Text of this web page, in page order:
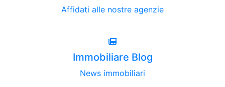
Affidati alle nostre agenzie
Immobiliare Blog
News immobiliari